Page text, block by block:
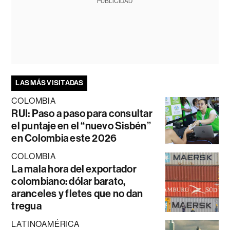
LAS MÁS VISITADAS
COLOMBIA
RUI: Paso a paso para consultar
el puntaje en el “nuevo Sisbén”
en Colombia este 2026
COLOMBIA
La mala hora del exportador
colombiano: dólar barato,
aranceles y fletes que no dan
tregua
LATINOAMÉRICA